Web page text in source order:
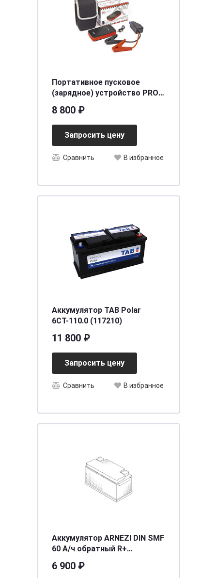
Портативное пусковое
(зарядное) устройство PRO-
ARNEZI R7990235
8 800 ₽
Запросить цену
Сравнить В избранное
Аккумулятор TAB Polar
6СТ-110.0 (117210)
11 800 ₽
Запросить цену
Сравнить В избранное
Аккумулятор ARNEZI DIN SMF
60 А/ч обратный R+
6 900 ₽